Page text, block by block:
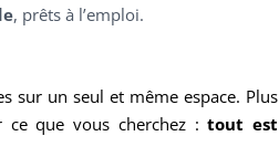
, prêts à l’emploi.
sur un seul et même espace. Plus
ce que vous cherchez :tout est